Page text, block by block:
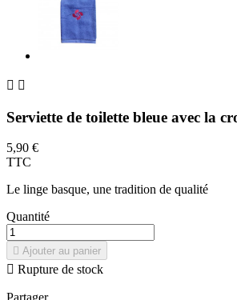
 
Serviette de toilette bleue avec la
5,90 €
TTC
Le linge basque, une tradition de qualité
Quantité
 Ajouter au panier
 Rupture de stock